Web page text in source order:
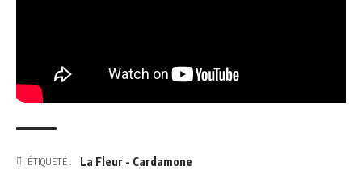
ÉTIQUETÉ : La Fleur - Cardamone